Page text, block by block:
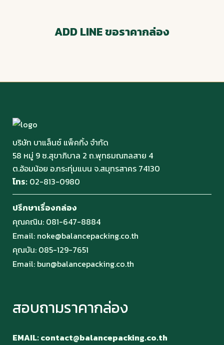
ADD LINE ขอราคากล่อง
บริษัท บาแล็นซ์ แพ็คกิ้ง จำกัด
58 หมู่ 9 ซ.สุขาภิบาล 2 ถ.พุทธมณฑลสาย 4
ต.อ้อมน้อย อ.กระทุ่มแบน จ.สมุทรสาคร 74130
โทร: 02-813-0980
ปรึกษาเรื่องกล่อง
คุณคณิน: 081-647-8884
Email: noke@balancepacking.co.th
คุณบัน: 085-129-7651
Email: bun@balancepacking.co.th
สอบถามราคากล่อง
EMAIL: contact@balancepacking.co.th